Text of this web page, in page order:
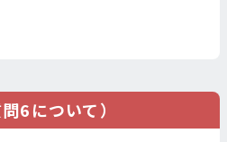
6について）